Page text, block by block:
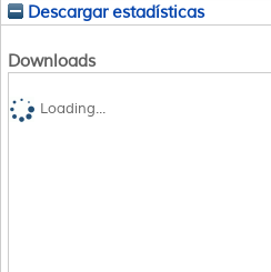
Descargar estadísticas
Downloads
Loading...